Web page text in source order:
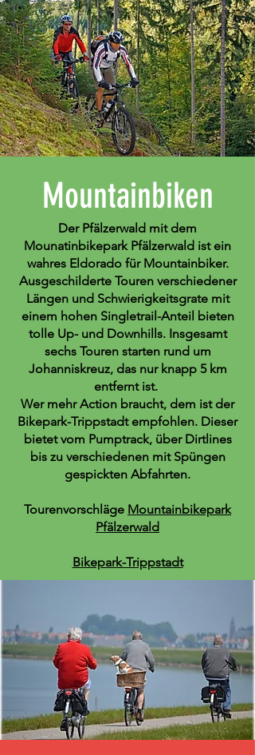
Mountainbiken
Der Pfälzerwald mit dem
Mounatinbikepark Pfälzerwald ist ein
wahres Eldorado für Mountainbiker.
Ausgeschilderte Touren verschiedener
Längen und Schwierigkeitsgrate mit
einem hohen Singletrail-Anteil bieten
tolle Up- und Downhills. Insgesamt
sechs Touren starten rund um
Johanniskreuz, das nur knapp 5 km
entfernt ist.
Wer mehr Action braucht, dem ist der
Bikepark-Trippstadt empfohlen. Dieser
bietet vom Pumptrack, über Dirtlines
bis zu verschiedenen mit Spüngen
gespickten Abfahrten.
Tourenvorschläge Mountainbikepark
Pfälzerwald
Bikepark-Trippstadt